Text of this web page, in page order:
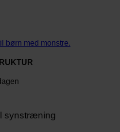
synstræning